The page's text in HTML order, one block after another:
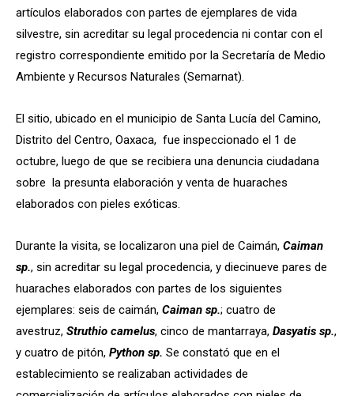
artículos elaborados con partes de ejemplares de vida
silvestre, sin acreditar su legal procedencia ni contar con el
registro correspondiente emitido por la Secretaría de Medio
Ambiente y Recursos Naturales (Semarnat).
El sitio, ubicado en el municipio de Santa Lucía del Camino,
Distrito del Centro, Oaxaca, fue inspeccionado el 1 de
octubre, luego de que se recibiera una denuncia ciudadana
sobre la presunta elaboración y venta de huaraches
elaborados con pieles exóticas.
Durante la visita, se localizaron una piel de Caimán, Caiman
sp., sin acreditar su legal procedencia, y diecinueve pares de
huaraches elaborados con partes de los siguientes
ejemplares: seis de caimán, Caiman sp.; cuatro de
avestruz, Struthio camelus, cinco de mantarraya, Dasyatis sp.,
y cuatro de pitón, Python sp. Se constató que en el
establecimiento se realizaban actividades de